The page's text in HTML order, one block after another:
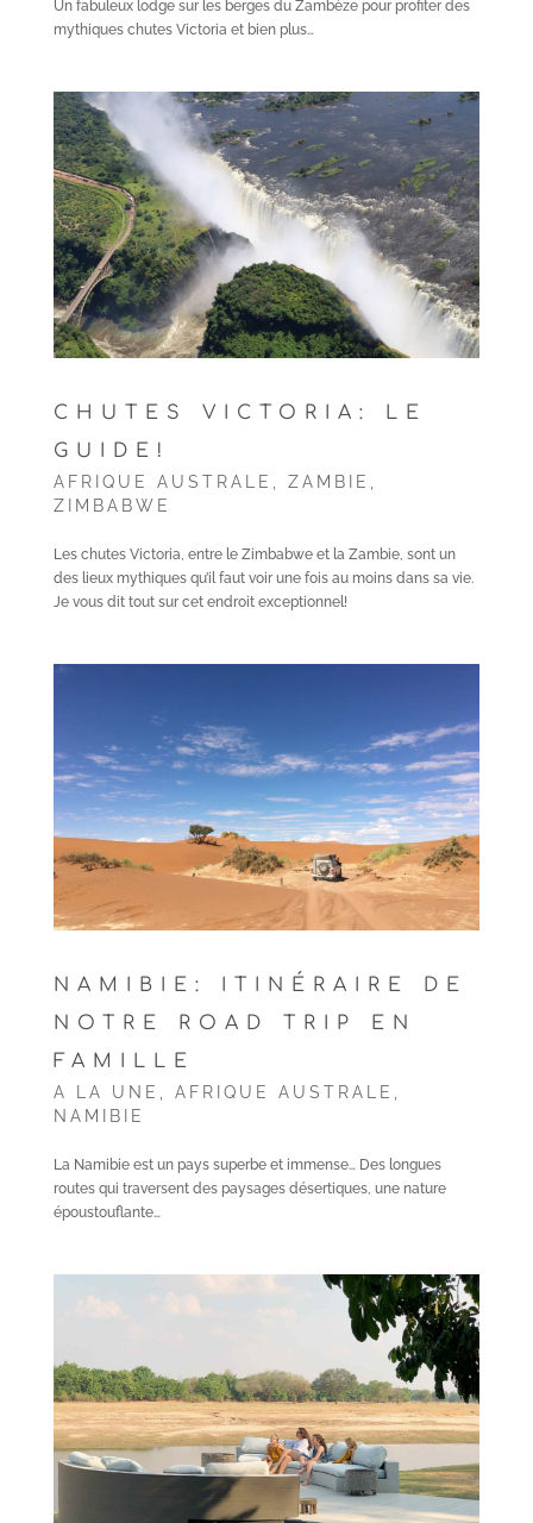
Un fabuleux lodge sur les berges du Zambèze pour profiter des
mythiques chutes Victoria et bien plus…
CHUTES VICTORIA: LE
GUIDE!
AFRIQUE AUSTRALE ZAMBIE
ZIMBABWE
Les chutes Victoria, entre le Zimbabwe et la Zambie, sont un
des lieux mythiques qu’il faut voir une fois au moins dans sa vie.
Je vous dit tout sur cet endroit exceptionnel!
NAMIBIE: ITINÉRAIRE DE
NOTRE ROAD TRIP EN
FAMILLE
A LA UNE AFRIQUE AUSTRALE
NAMIBIE
La Namibie est un pays superbe et immense… Des longues
routes qui traversent des paysages désertiques, une nature
époustouflante…